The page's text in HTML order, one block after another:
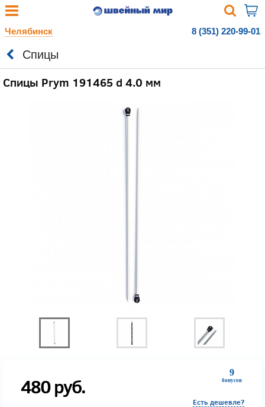
Челябинск 8 (351) 220-99-01
Спицы
Спицы Prym 191465 d 4.0 мм
9
бонусов
480руб.
Есть дешевле?